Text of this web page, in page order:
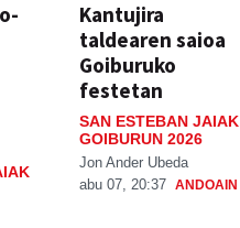
Kantujira
taldearen saioa
Goiburuko
festetan
SAN ESTEBAN JAIAK
GOIBURUN 2026
Jon Ander Ubeda
abu 07, 20:37 ANDOAIN